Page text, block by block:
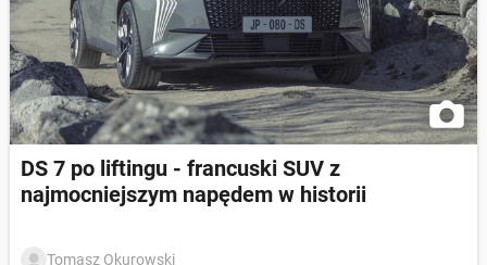
DS 7 po liftingu - francuski SUV z
najmocniejszym napędem w historii
Tomasz Okurowski